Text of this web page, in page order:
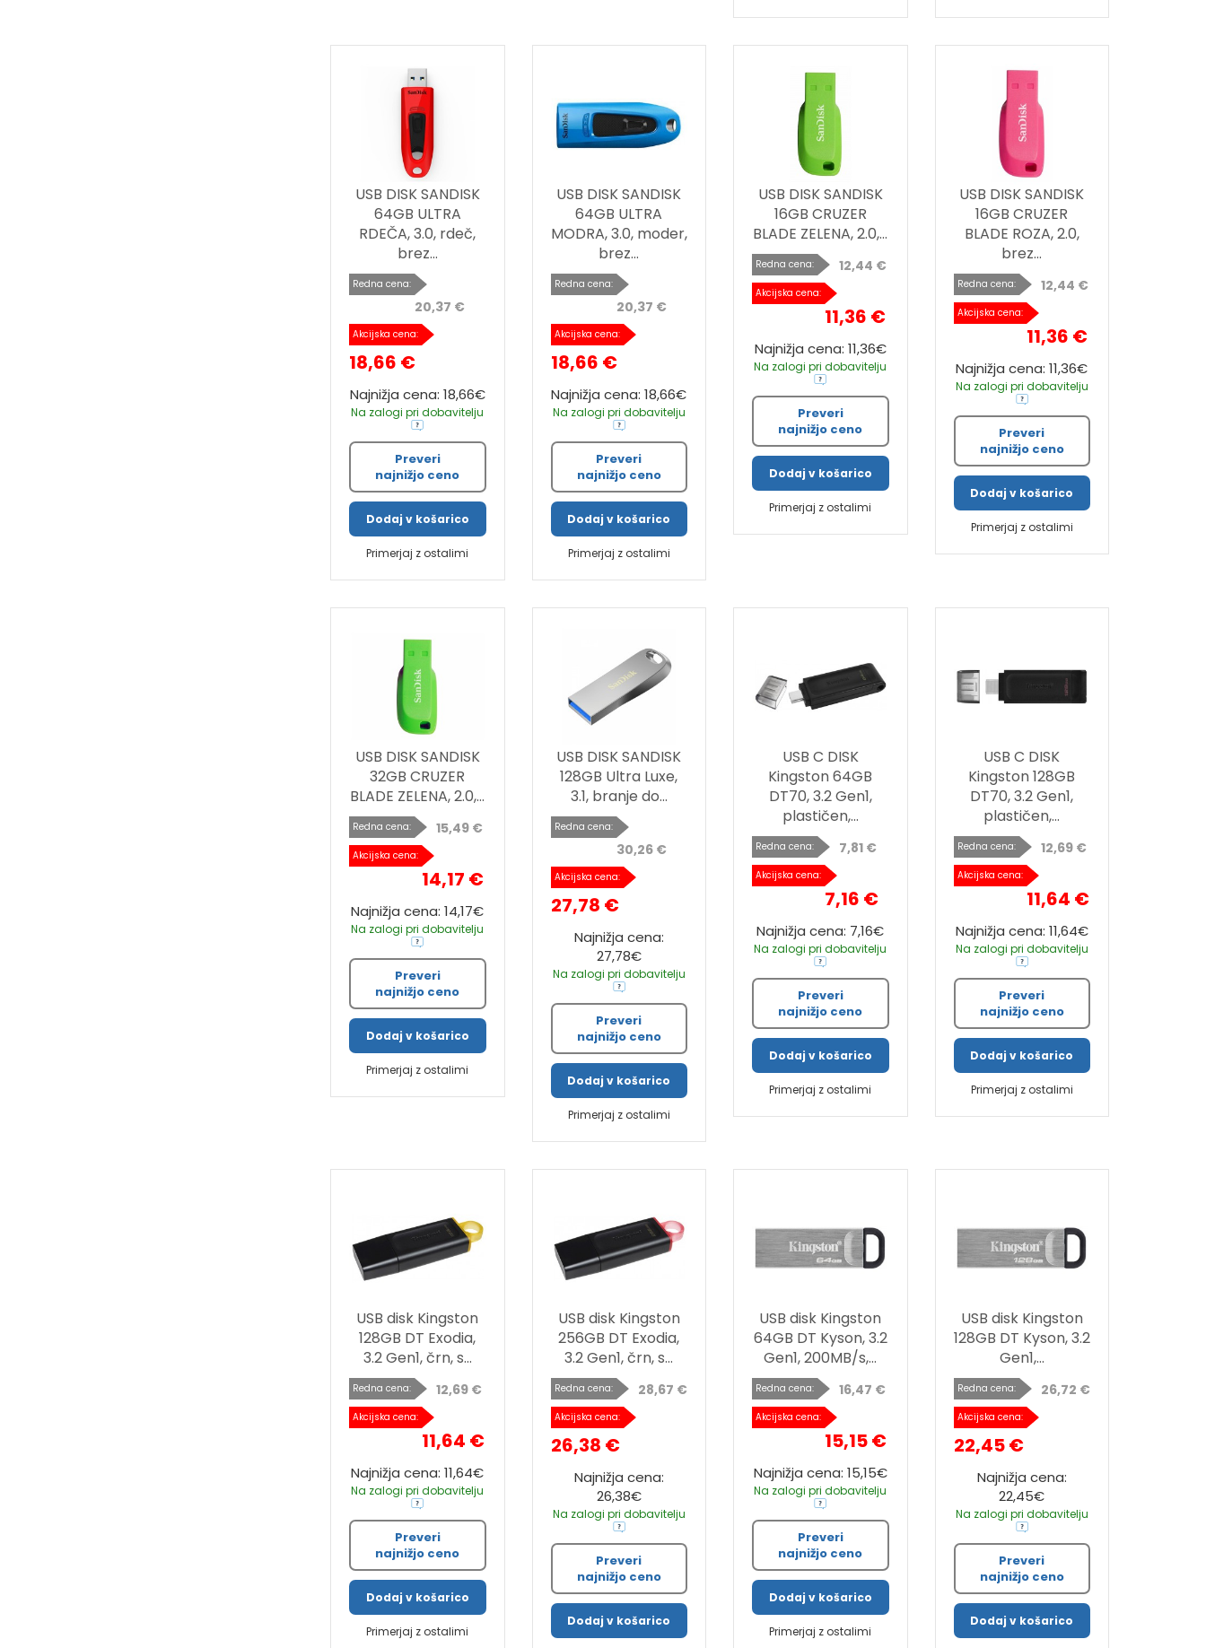
USB DISK SANDISK
64GB ULTRA
RDEČA, 3.0, rdeč,
brez...
Redna cena:
20,37 €
Akcijska cena:
18,66 €
Najnižja cena: 18,66€
Na zalogi pri dobavitelju
Preveri
najnižjo ceno
Dodaj v košarico
Primerjaj z ostalimi
USB DISK SANDISK
64GB ULTRA
MODRA, 3.0, moder,
brez...
Redna cena:
20,37 €
Akcijska cena:
18,66 €
Najnižja cena: 18,66€
Na zalogi pri dobavitelju
Preveri
najnižjo ceno
Dodaj v košarico
Primerjaj z ostalimi
USB DISK SANDISK
16GB CRUZER
BLADE ZELENA, 2.0,...
Redna cena: 12,44 €
Akcijska cena:
11,36 €
Najnižja cena: 11,36€
Na zalogi pri dobavitelju
Preveri
najnižjo ceno
Dodaj v košarico
Primerjaj z ostalimi
USB DISK SANDISK
16GB CRUZER
BLADE ROZA, 2.0,
brez...
Redna cena: 12,44 €
Akcijska cena:
11,36 €
Najnižja cena: 11,36€
Na zalogi pri dobavitelju
Preveri
najnižjo ceno
Dodaj v košarico
Primerjaj z ostalimi
USB DISK SANDISK
32GB CRUZER
BLADE ZELENA, 2.0,...
Redna cena: 15,49 €
Akcijska cena:
14,17 €
Najnižja cena: 14,17€
Na zalogi pri dobavitelju
Preveri
najnižjo ceno
Dodaj v košarico
Primerjaj z ostalimi
USB DISK SANDISK
128GB Ultra Luxe,
3.1, branje do...
Redna cena:
30,26 €
Akcijska cena:
27,78 €
Najnižja cena:
27,78€
Na zalogi pri dobavitelju
Preveri
najnižjo ceno
Dodaj v košarico
Primerjaj z ostalimi
USB C DISK
Kingston 64GB
DT70, 3.2 Gen1,
plastičen,...
Redna cena: 7,81 €
Akcijska cena:
7,16 €
Najnižja cena: 7,16€
Na zalogi pri dobavitelju
Preveri
najnižjo ceno
Dodaj v košarico
Primerjaj z ostalimi
USB C DISK
Kingston 128GB
DT70, 3.2 Gen1,
plastičen,...
Redna cena: 12,69 €
Akcijska cena:
11,64 €
Najnižja cena: 11,64€
Na zalogi pri dobavitelju
Preveri
najnižjo ceno
Dodaj v košarico
Primerjaj z ostalimi
USB disk Kingston
128GB DT Exodia,
3.2 Gen1, črn, s...
Redna cena: 12,69 €
Akcijska cena:
11,64 €
Najnižja cena: 11,64€
Na zalogi pri dobavitelju
Preveri
najnižjo ceno
Dodaj v košarico
Primerjaj z ostalimi
USB disk Kingston
256GB DT Exodia,
3.2 Gen1, črn, s...
Redna cena: 28,67 €
Akcijska cena:
26,38 €
Najnižja cena:
26,38€
Na zalogi pri dobavitelju
Preveri
najnižjo ceno
Dodaj v košarico
USB disk Kingston
64GB DT Kyson, 3.2
Gen1, 200MB/s,...
Redna cena: 16,47 €
Akcijska cena:
15,15 €
Najnižja cena: 15,15€
Na zalogi pri dobavitelju
Preveri
najnižjo ceno
Dodaj v košarico
Primerjaj z ostalimi
USB disk Kingston
128GB DT Kyson, 3.2
Gen1,...
Redna cena: 26,72 €
Akcijska cena:
22,45 €
Najnižja cena:
22,45€
Na zalogi pri dobavitelju
Preveri
najnižjo ceno
Dodaj v košarico